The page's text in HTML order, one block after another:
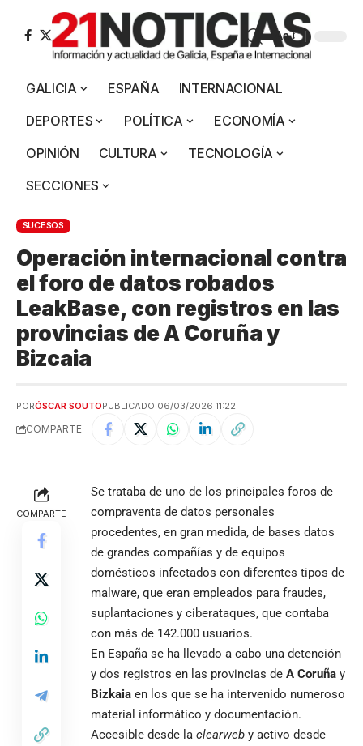
Aa
GALICIA ESPAÑA
INTERNACIONAL
DEPORTES
POLÍTICA
ECONOMÍA
OPINIÓN
CULTURA
TECNOLOGÍA
SECCIONES
SUCESOS
Operación internacional contra
el foro de datos robados
LeakBase, con registros en las
provincias de A Coruña y
Bizcaia
PORÓSCAR SOUTOPUBLICADO 06/03/2026 11:22
COMPARTE
COMPARTE
Se trataba de uno de los principales foros de
compraventa de datos personales
procedentes, en gran medida, de bases datos
de grandes compañías y de equipos
domésticos infectados con diferentes tipos de
malware, que eran empleados para fraudes,
suplantaciones y ciberataques, que contaba
con más de 142.000 usuarios.
En España se ha llevado a cabo una detención
y dos registros en las provincias de A Coruña y
Bizkaia en los que se ha intervenido numeroso
material informático y documentación.
Accesible desde la clearweb y activo desde